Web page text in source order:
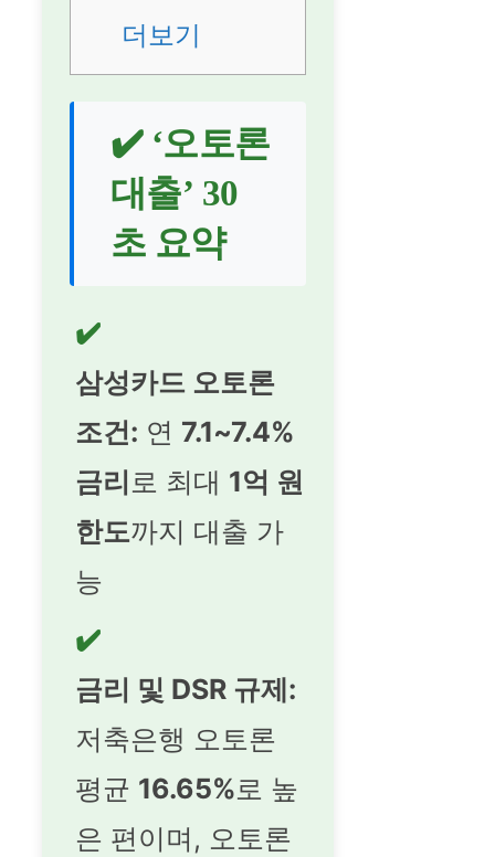
더보기
✔️ ‘오토론
대출’ 30
초 요약
✔️
삼성카드 오토론
조건: 연 7.1~7.4%
금리로 최대 1억 원
한도까지 대출 가
능
✔️
금리 및 DSR 규제:
저축은행 오토론
평균 16.65%로 높
은 편이며, 오토론